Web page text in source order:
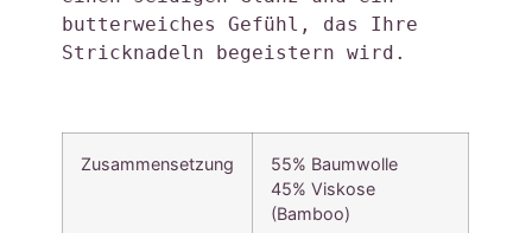
butterweiches Gefühl, das Ihre
Stricknadeln begeistern wird.
Zusammensetzung
55% Baumwolle
45% Viskose
(Bamboo)